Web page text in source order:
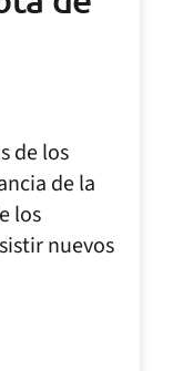
de los
de la
los
nuevos